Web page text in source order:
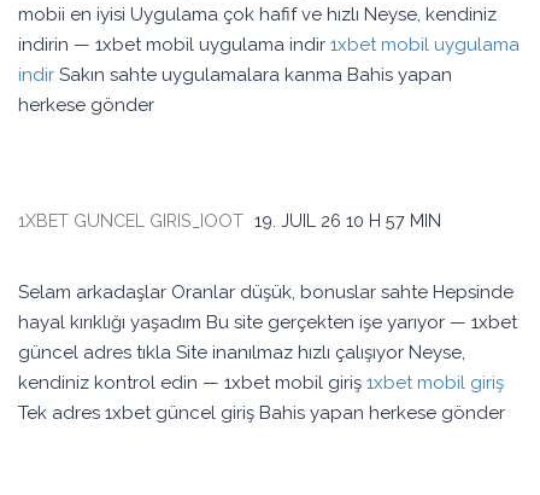
mobii en iyisi Uygulama çok hafif ve hızlı Neyse, kendiniz
indirin — 1xbet mobil uygulama indir 1xbet mobil uygulama
indir Sakın sahte uygulamalara kanma Bahis yapan
herkese gönder
1XBET GUNCEL GIRIS_IOOT 19. JUIL 26 10 H 57 MIN
Selam arkadaşlar Oranlar düşük, bonuslar sahte Hepsinde
hayal kırıklığı yaşadım Bu site gerçekten işe yarıyor — 1xbet
güncel adres tıkla Site inanılmaz hızlı çalışıyor Neyse,
kendiniz kontrol edin — 1xbet mobil giriş 1xbet mobil giriş
Tek adres 1xbet güncel giriş Bahis yapan herkese gönder